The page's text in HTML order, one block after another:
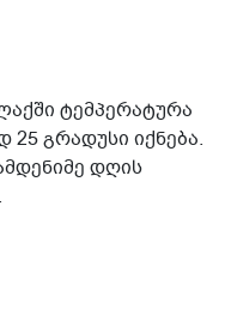
ტემპერატურა
გრადუსი იქნება.
დღის